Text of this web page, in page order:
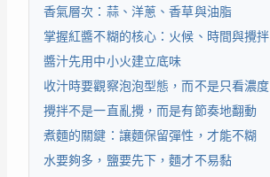
香氣層次：蒜、洋蔥、香草與油脂
掌握紅醬不糊的核心：火候、時間與攪拌
醬汁先用中小火建立底味
收汁時要觀察泡泡型態，而不是只看濃度
攪拌不是一直亂攪，而是有節奏地翻動
煮麵的關鍵：讓麵保留彈性，才能不糊
水要夠多，鹽要先下，麵才不易黏